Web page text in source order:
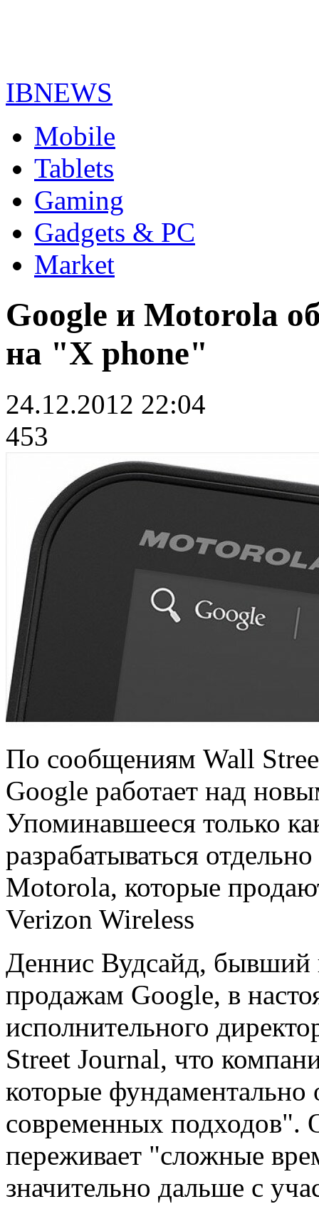
IBNEWS
Mobile
Tablets
Gaming
Gadgets & PC
Market
Google и Motorola
на "X phone"
24.12.2012 22:04
453
По сообщениям Wall
Google работает над
Упоминавшееся только
разрабатываться
Motorola, которые
Verizon Wireless
Деннис Вудсайд, бывший
продажам Google, в
исполнительного
Street Journal, что
которые
современных подходов".
переживает "сложные
значительно дальше с